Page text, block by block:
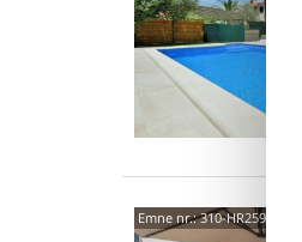
Emne nr.:310-HR2590.115.1